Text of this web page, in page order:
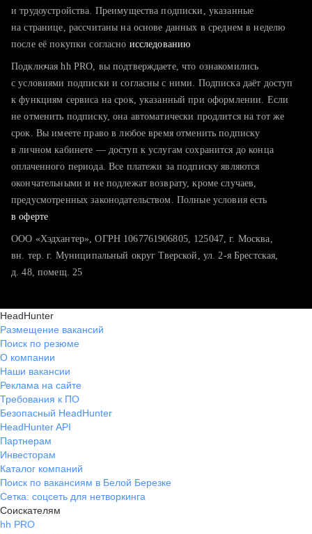
тратите много времени на поиск и вручную поднимаете
хотите сравнить себя с конкурентами и оценить шансы
и трудоустройства. Преимущества подписки, указанные
на странице, рассчитаны на основе данных в среднем в неделю
после её покупки согласно исследованию
Подключая hh PRO, вы подтверждаете, что ознакомились
с условиями подписки и согласны с ними. Подписка даёт доступ
к функциям сервиса на срок, указанный при оформлении. Если
не отменить подписку, она автоматически продлится на тот же
срок. Вы имеете право в любое время отменить подписку
в личном кабинете — доступ к услугам сохранится до конца
оплаченного периода. Все платежи за подписку являются
окончательными и не подлежат возврату, кроме случаев,
предусмотренных законодательством. Полные условия есть
в оферте
ООО «Хэдхантер», ОГРН 1067761906805, 125047, г. Москва,
вн. тер. г. Муниципальный округ Тверской, ул. 2-я Брестская,
д. 48, помещ. 25
HeadHunter
Размещение вакансий
Поиск по резюме
О компании
Наши вакансии
Реклама на сайте
Требования к ПО
Безопасный HeadHunter
HeadHunter API
Партнерам
Инвесторам
Каталог компаний
Поиск по вакансиям в Белой Березке
Сетка: соцсеть для нетворкинга
Соискателям
hh PRO